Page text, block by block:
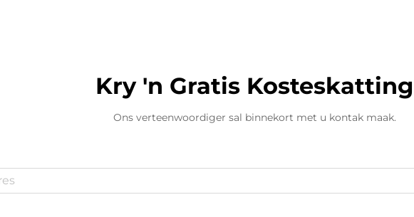
Kry 'n Gratis Kosteskatting
Ons verteenwoordiger sal binnekort met u kontak maak.